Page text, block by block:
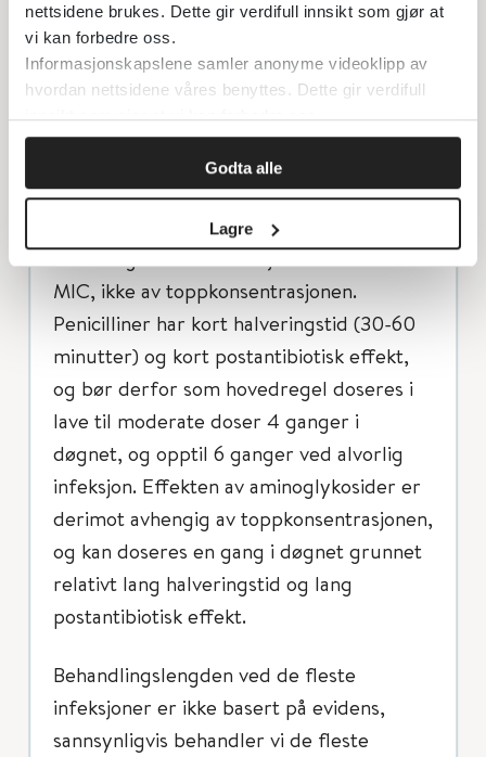
nettsidene brukes. Dette gir verdifull innsikt som gjør at
vi kan forbedre oss.
Informasjonskapslene samler anonyme videoklipp av
hvordan nettsidene våres benyttes. Dette gir verdifull
innsikt som gjør at vi kan forbedre oss.
Godta alle
Lagre
veier > 40 kg skal vanligvis doseres som
voksne. Hvis man her doserer etter mg/kg
blir dosen for høy.
Ved dosering av betalaktamantibiotika
(penicilliner, cefalosporiner og
karbapenemer) er effekten avhengig av
hvor lang tid konsentrasjonen er over
MIC, ikke av toppkonsentrasjonen.
Penicilliner har kort halveringstid (30-60
minutter) og kort postantibiotisk effekt,
og bør derfor som hovedregel doseres i
lave til moderate doser 4 ganger i
døgnet, og opptil 6 ganger ved alvorlig
infeksjon. Effekten av aminoglykosider er
derimot avhengig av toppkonsentrasjonen,
og kan doseres en gang i døgnet grunnet
relativt lang halveringstid og lang
postantibiotisk effekt.
Behandlingslengden ved de fleste
infeksjoner er ikke basert på evidens,
sannsynligvis behandler vi de fleste